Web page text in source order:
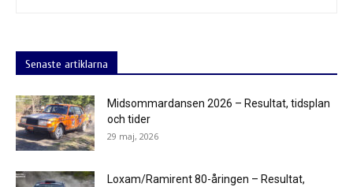
Senaste artiklarna
Midsommardansen 2026 – Resultat, tidsplan
och tider
29 maj, 2026
Loxam/Ramirent 80-åringen – Resultat,